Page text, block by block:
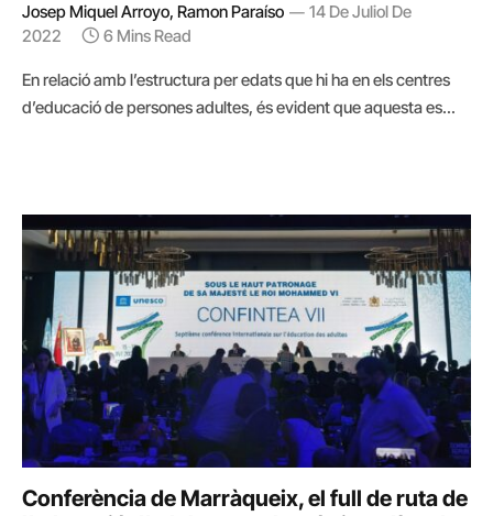
Josep Miquel Arroyo, Ramon Paraíso
14 De Juliol De
2022
6 Mins Read
En relació amb l’estructura per edats que hi ha en els centres
d’educació de persones adultes, és evident que aquesta es
variables que poden…
Conferència de Marràqueix, el full de ruta de